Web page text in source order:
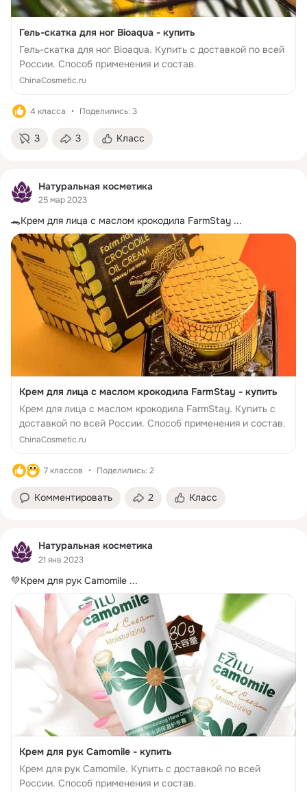
Гель-скатка для ног Bioaqua - купить
Гель-скатка для ног Bioaqua. Купить с доставкой по всей
России. Способ применения и состав.
ChinaCosmetic.ru
4 класса Поделились: 3
3 3 Класс
Натуральная косметика
25 мар 2023
🐊Крем для лица с маслом крокодила FarmStay ...
Крем для лица с маслом крокодила FarmStay - купить
Крем для лица с маслом крокодила FarmStay. Купить с
доставкой по всей России. Способ применения и состав.
ChinaCosmetic.ru
7 классов Поделились: 2
Комментировать 2 Класс
Натуральная косметика
21 янв 2023
💚Крем для рук Camomile ...
Крем для рук Camomile - купить
Крем для рук Camomile. Купить с доставкой по всей
России. Способ применения и состав.